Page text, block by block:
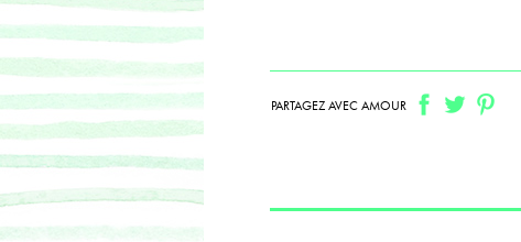
PARTAGEZ AVEC AMOUR